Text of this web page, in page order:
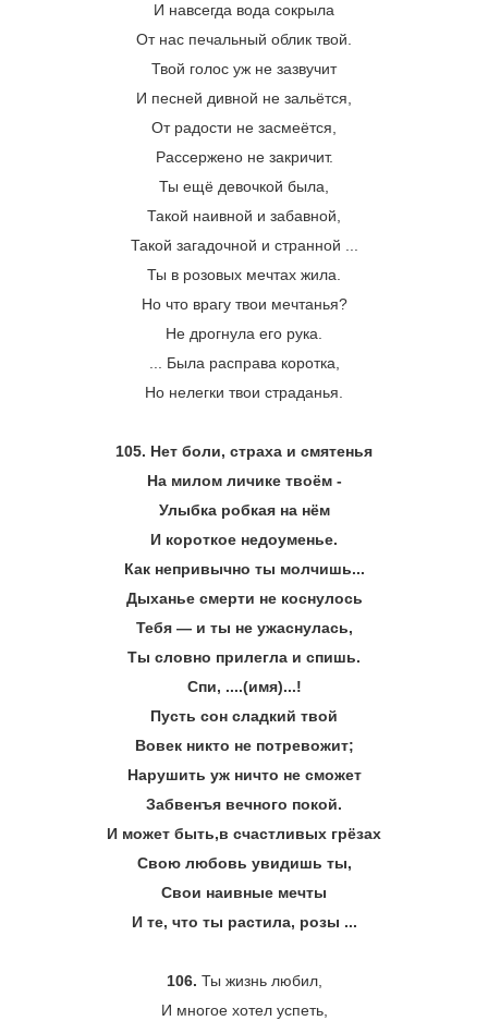
И навсегда вода сокрыла
От нас печальный облик твой.
Твой голос уж не зазвучит
И песней дивной не зальётся,
От радости не засмеётся,
Рассержено не закричит.
Ты ещё девочкой была,
Такой наивной и забавной,
Такой загадочной и странной ...
Ты в розовых мечтах жила.
Но что врагу твои мечтанья?
Не дрогнула его рука.
... Была расправа коротка,
Но нелегки твои страданья.
105. Нет боли, страха и смятенья
На милом личике твоём -
Улыбка робкая на нём
И короткое недоуменье.
Как непривычно ты молчишь...
Дыханье смерти не коснулось
Тебя ― и ты не ужаснулась,
Ты словно прилегла и спишь.
Спи, ....(имя)...!
Пусть сон сладкий твой
Вовек никто не потревожит;
Нарушить уж ничто не сможет
Забвенъя вечного покой.
И может быть,в счастливых грёзах
Свою любовь увидишь ты,
Cвои наивные мечты
И те, что ты растила, розы ...
106. Ты жизнь любил,
И многое хотел успеть,